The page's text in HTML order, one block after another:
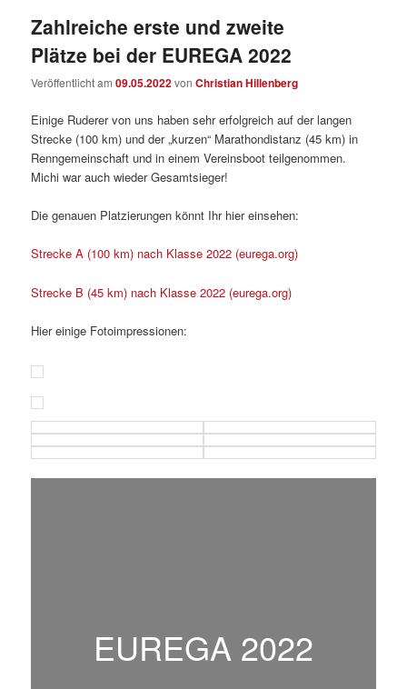
Zahlreiche erste und zweite
Plätze bei der EUREGA 2022
Veröffentlicht am09.05.2022vonChristian Hillenberg
Einige Ruderer von uns haben sehr erfolgreich auf der langen
Strecke (100 km) und der „kurzen“ Marathondistanz (45 km) in
Renngemeinschaft und in einem Vereinsboot teilgenommen.
Michi war auch wieder Gesamtsieger!
Die genauen Platzierungen könnt Ihr hier einsehen:
Strecke A (100 km) nach Klasse 2022 (eurega.org)
Strecke B (45 km) nach Klasse 2022 (eurega.org)
Hier einige Fotoimpressionen:
EUREGA 2022